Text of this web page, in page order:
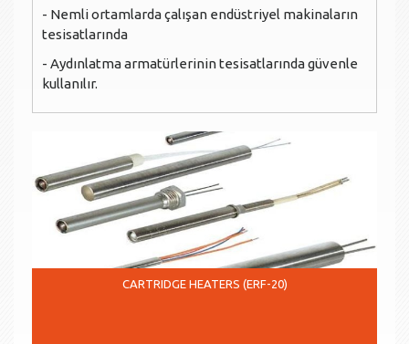
- Nemli ortamlarda çalışan endüstriyel makinaların
tesisatlarında
- Aydınlatma armatürlerinin tesisatlarında güvenle
kullanılır.
CARTRIDGE HEATERS (ERF-20)